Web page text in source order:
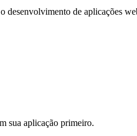
desenvolvimento de aplicações
sua aplicação primeiro.